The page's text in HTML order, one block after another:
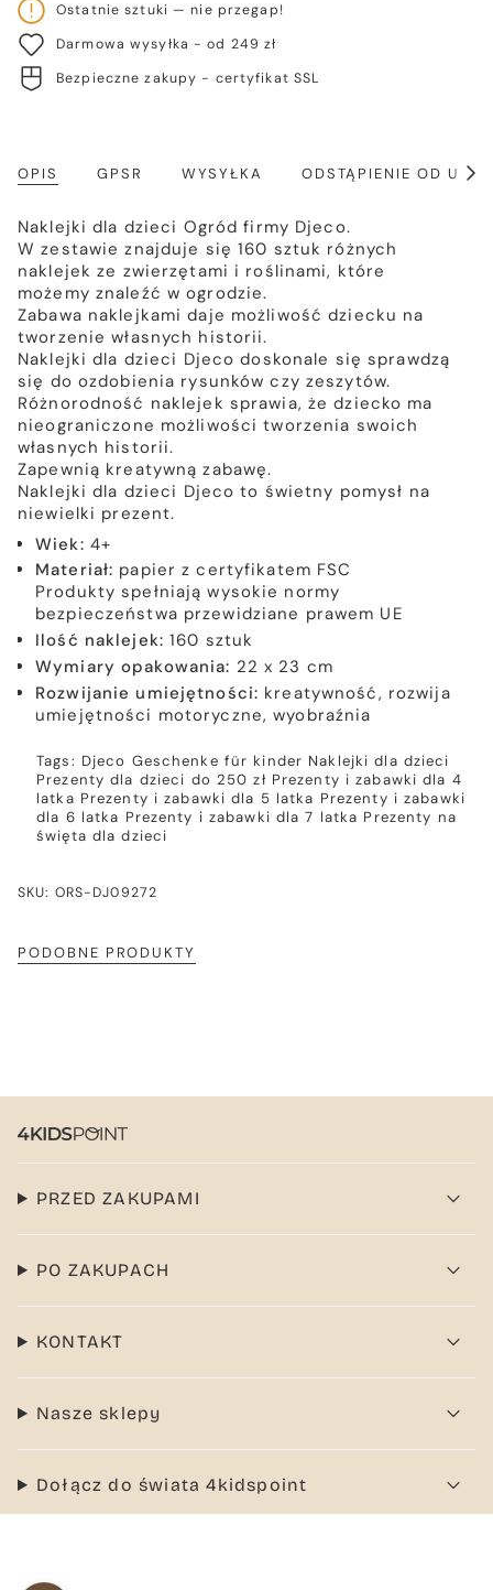
Ostatnie sztuki — nie przegap!
Darmowa wysyłka - od 249 zł
Bezpieczne zakupy - certyfikat SSL
OPIS GPSR WYSYŁKA ODSTĄPIENIE OD
Naklejki dla dzieci Ogród firmy Djeco.
W zestawie znajduje się 160 sztuk różnych
naklejek ze zwierzętami i roślinami, które
możemy znaleźć w ogrodzie.
Zabawa naklejkami daje możliwość dziecku na
tworzenie własnych historii.
Naklejki dla dzieci Djeco doskonale się sprawdzą
się do ozdobienia rysunków czy zeszytów.
Różnorodność naklejek sprawia, że dziecko ma
nieograniczone możliwości tworzenia swoich
własnych historii.
Zapewnią kreatywną zabawę.
Naklejki dla dzieci Djeco to świetny pomysł na
niewielki prezent.
Wiek: 4+
Materiał: papier z certyfikatem FSC
Produkty spełniają wysokie normy
bezpieczeństwa przewidziane prawem UE
Ilość naklejek: 160 sztuk
Wymiary opakowania: 22 x 23 cm
Rozwijanie umiejętności: kreatywność, rozwija
umiejętności motoryczne, wyobraźnia
Tags: Djeco Geschenke für kinder Naklejki dla dzieci
Prezenty dla dzieci do 250 zł Prezenty i zabawki dla 4
latka Prezenty i zabawki dla 5 latka Prezenty i zabawki
dla 6 latka Prezenty i zabawki dla 7 latka Prezenty na
święta dla dzieci
SKU: ORS-DJ09272
PODOBNE PRODUKTY
PRZED ZAKUPAMI
PO ZAKUPACH
KONTAKT
Nasze sklepy
Dołącz do świata 4kidspoint